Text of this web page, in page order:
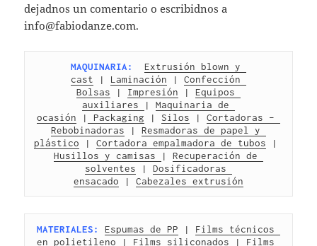
dejadnos un comentario o escribidnos a
info@fabiodanze.com.
MAQUINARIA:
Extrusión blown y
cast | Laminación | Confección
Bolsas | Impresión | Equipos
auxiliares
| Maquinaria de
ocasión | Packaging | Silos | Cortadoras –
Rebobinadoras | Resmadoras de papel y
plástico | Cortadora empalmadora de tubos
Husillos y camisas
| Recuperación de
solventes | Dosificadoras
ensacado | Cabezales extrusión
MATERIALES: Espumas de PP | Films técnicos
en polietileno | Films siliconados |
Films